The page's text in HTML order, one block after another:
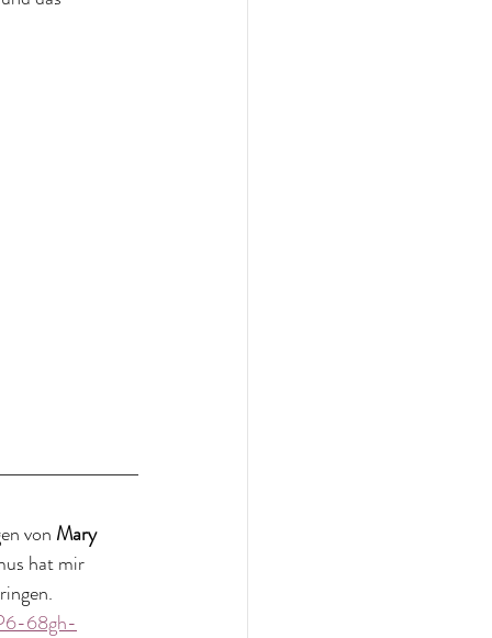
von Mary
hat mir
68gh-